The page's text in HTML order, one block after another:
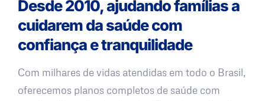
Desde 2010, ajudando famílias a
cuidarem da saúde com
confiança e tranquilidade
Com milhares de vidas atendidas em todo o Brasil,
oferecemos planos completos de saúde com